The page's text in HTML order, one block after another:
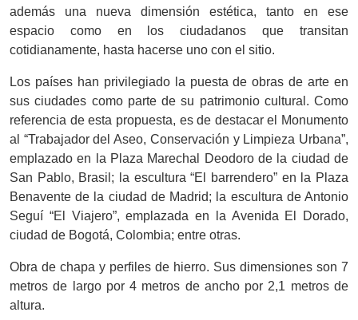
además una nueva dimensión estética, tanto en ese
espacio como en los ciudadanos que transitan
cotidianamente, hasta hacerse uno con el sitio.
Los países han privilegiado la puesta de obras de arte en
sus ciudades como parte de su patrimonio cultural. Como
referencia de esta propuesta, es de destacar el Monumento
al “Trabajador del Aseo, Conservación y Limpieza Urbana”,
emplazado en la Plaza Marechal Deodoro de la ciudad de
San Pablo, Brasil; la escultura “El barrendero” en la Plaza
Benavente de la ciudad de Madrid; la escultura de Antonio
Seguí “El Viajero”, emplazada en la Avenida El Dorado,
ciudad de Bogotá, Colombia; entre otras.
Obra de chapa y perfiles de hierro. Sus dimensiones son 7
metros de largo por 4 metros de ancho por 2,1 metros de
altura.